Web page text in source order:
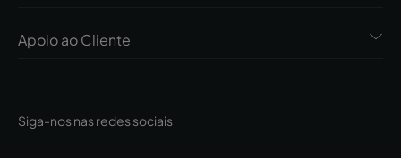
Siga-nos nas redes sociais
Apoio ao Cliente